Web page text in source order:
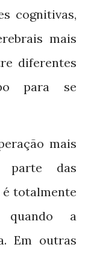
cognitivas,
mais
diferentes
para se
mais
parte das
é totalmente
quando a
Em outras